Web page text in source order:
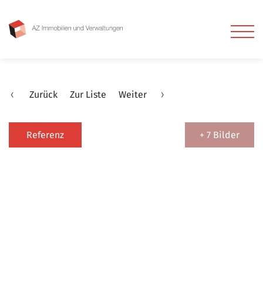
Zurück Zur Liste Weiter
+ 7 Bilder
Referenz